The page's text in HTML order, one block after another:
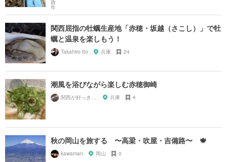
関西屈指の牡蠣生産地「赤穂・坂越（さこし）」で牡
蠣と温泉を楽しもう！
Takahiro Ito 兵庫 24
潮風を浴びながら楽しむ赤穂御崎
関西が好っきゃねん 兵庫 4
秋の岡山を旅する 〜高梁・吹屋・吉備路〜 🍁
kawaman 岡山 0